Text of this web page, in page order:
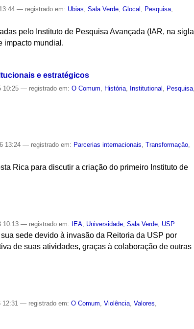
— registrado em: Ubias ,Sala Verde ,Glocal Pesquisa
pelo Instituto de Pesquisa Avançada (IAR, na sigla
impacto mundial.
e estratégicos
10:25— registrado em:O Comum História Institutional Pesquisa
13:24— registrado em: Parcerias internacionais,Transformação,
Rica para discutir a criação do primeiro Instituto de
10:13— registrado em: IEA Universidade ,Sala Verde USP
sede devido à invasão da Reitoria da USP por
de suas atividades, graças à colaboração de outras
12:31— registrado em:O Comum ,Violência ,Valores